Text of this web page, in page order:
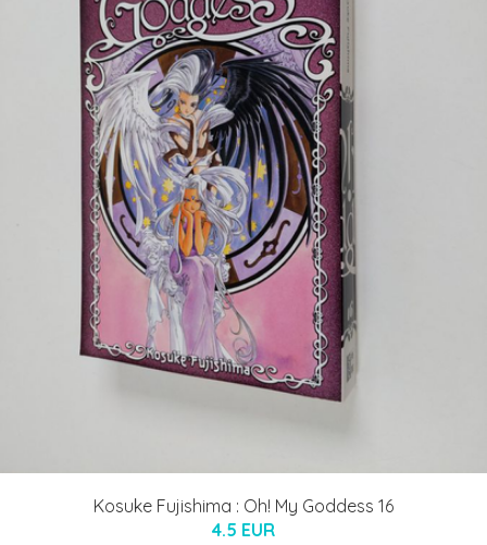
Kosuke Fujishima : Oh! My Goddess 16
4.5 EUR